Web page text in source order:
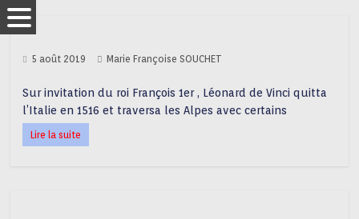
5 août 2019 Marie Françoise SOUCHET
Sur invitation du roi François 1er , Léonard de Vinci quitta
l’Italie en 1516 et traversa les Alpes avec certains
Lire la suite